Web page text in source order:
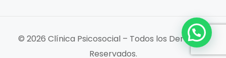
© 2026 Clínica Psicosocial – Todos los Derechos
Reservados.